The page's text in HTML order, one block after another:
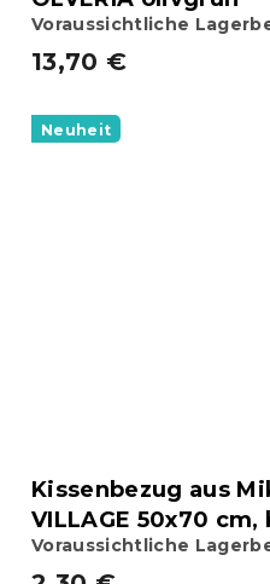
Voraussichtliche
13,70 €
Neuheit
Kissenbezug aus
VILLAGE 50x70 cm,
Voraussichtliche